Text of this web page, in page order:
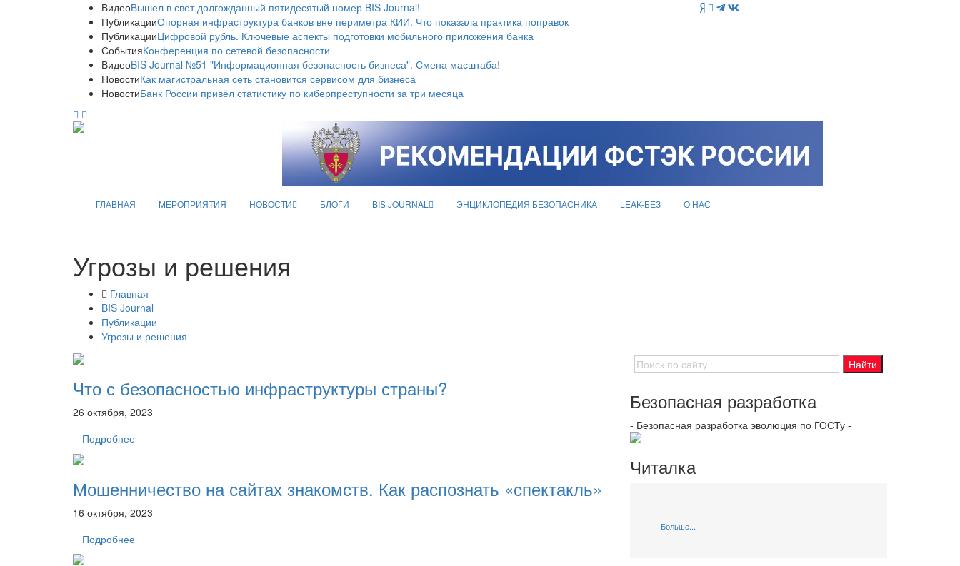
ВидеоВышел в свет долгожданный пятидесятый номер BIS Journal!
ПубликацииОпорная инфраструктура банков вне периметра КИИ. Что показала практика поправок
ПубликацииЦифровой рубль. Ключевые аспекты подготовки мобильного приложения банка
СобытияКонференция по сетевой безопасности
ВидеоBIS Journal №51 "Информационная безопасность бизнеса". Смена масштаба!
НовостиКак магистральная сеть становится сервисом для бизнеса
НовостиБанк России привёл статистику по киберпреступности за три месяца
ГЛАВНАЯ МЕРОПРИЯТИЯ НОВОСТИ БЛОГИ BIS JOURNAL ЭНЦИКЛОПЕДИЯ БЕЗОПАСНИКА LEAK-БЕЗ О НАС
Угрозы и решения
Главная
BIS Journal
Публикации
Угрозы и решения
Что с безопасностью инфраструктуры страны?
26 октября, 2023
Подробнее
Мошенничество на сайтах знакомств. Как распознать «спектакль»
16 октября, 2023
Подробнее
Безопасная разработка
- Безопасная разработка эволюция по ГОСТу -
Читалка
Больше...